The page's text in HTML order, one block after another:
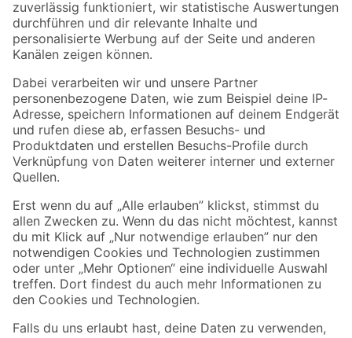
Zur Newsletter Anmeldung
Folge uns
Zahlungsarten Versandarten
Sicher einkaufen
Jetzt die toom-App herunterladen